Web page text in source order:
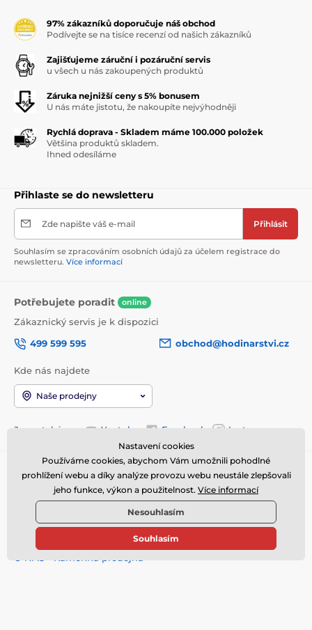
97% zákazníků doporučuje náš obchod
Podívejte se na tisíce recenzí od našich zákazníků
Zajišťujeme záruční i pozáruční servis
u všech u nás zakoupených produktů
Záruka nejnižší ceny s 5% bonusem
U nás máte jistotu, že nakoupíte nejvýhodněji
Rychlá doprava - Skladem máme 100.000 položek
Většina produktů skladem.
Ihned odesíláme
Přihlaste se do newsletteru
Zde napište váš e-mail Přihlásit
Souhlasím se zpracováním osobních údajů za účelem registrace do
newsletteru. Více informací
Potřebujete poradit online
Zákaznický servis je k dispozici
499 599 595
obchod@hodinarstvi.cz
Kde nás najdete
Naše prodejny
Jsme také na: Youtube Facebook Instagram
DŮLEŽITÉ ODKAZY
Záruka nejnižší ceny s 5%
bonusem
Stav objednávky, sledování
Nastavení cookies
Používáme cookies, abychom Vám umožnili pohodlné
prohlížení webu a díky analýze provozu webu neustále zlepšovali
jeho funkce, výkon a použitelnost. Více informací
Nesouhlasím
Souhlasím